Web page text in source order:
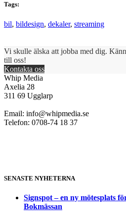
Tags:
bil, bildesign, dekaler, streaming
Vi skulle älska att jobba med dig.
till oss!
Kontakta oss
Whip Media
Axelia 28
311 69 Ugglarp
Email: info@whipmedia.se
Telefon: 0708-74 18 37
SENASTE NYHETERNA
Signspot – en ny mötesplats
Bokmässan